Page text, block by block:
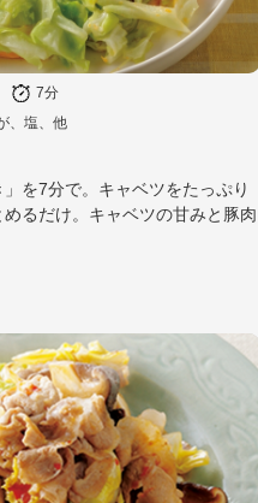
ル
「
み
ょ
う
7分
、塩、他
を7分で。キャベツをたっぷり
るだけ。キャベツの甘みと豚肉